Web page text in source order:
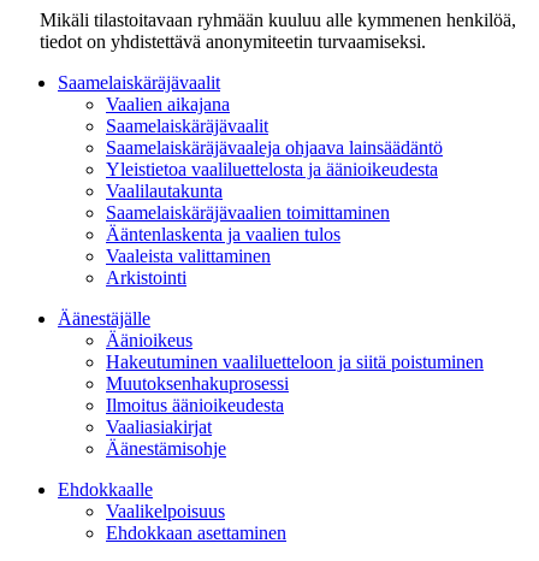
Mikäli tilastoitavaan ryhmään kuuluu alle kymmenen henkilöä,
tiedot on yhdistettävä anonymiteetin turvaamiseksi.
Saamelaiskäräjävaalit
Vaalien aikajana
Saamelaiskäräjävaalit
Saamelaiskäräjävaaleja ohjaava lainsäädäntö
Yleistietoa vaaliluettelosta ja äänioikeudesta
Vaalilautakunta
Saamelaiskäräjävaalien toimittaminen
Ääntenlaskenta ja vaalien tulos
Vaaleista valittaminen
Arkistointi
Äänestäjälle
Äänioikeus
Hakeutuminen vaaliluetteloon ja siitä poistuminen
Muutoksenhakuprosessi
Ilmoitus äänioikeudesta
Vaaliasiakirjat
Äänestämisohje
Ehdokkaalle
Vaalikelpoisuus
Ehdokkaan asettaminen